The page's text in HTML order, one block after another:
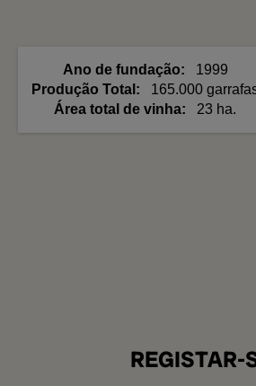
Ano de fundação
1999
Produção Total
165.000
Área total de vinha
23 ha.
REGISTAR-